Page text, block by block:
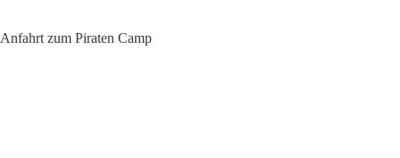
Anfahrt zum Piraten Camp